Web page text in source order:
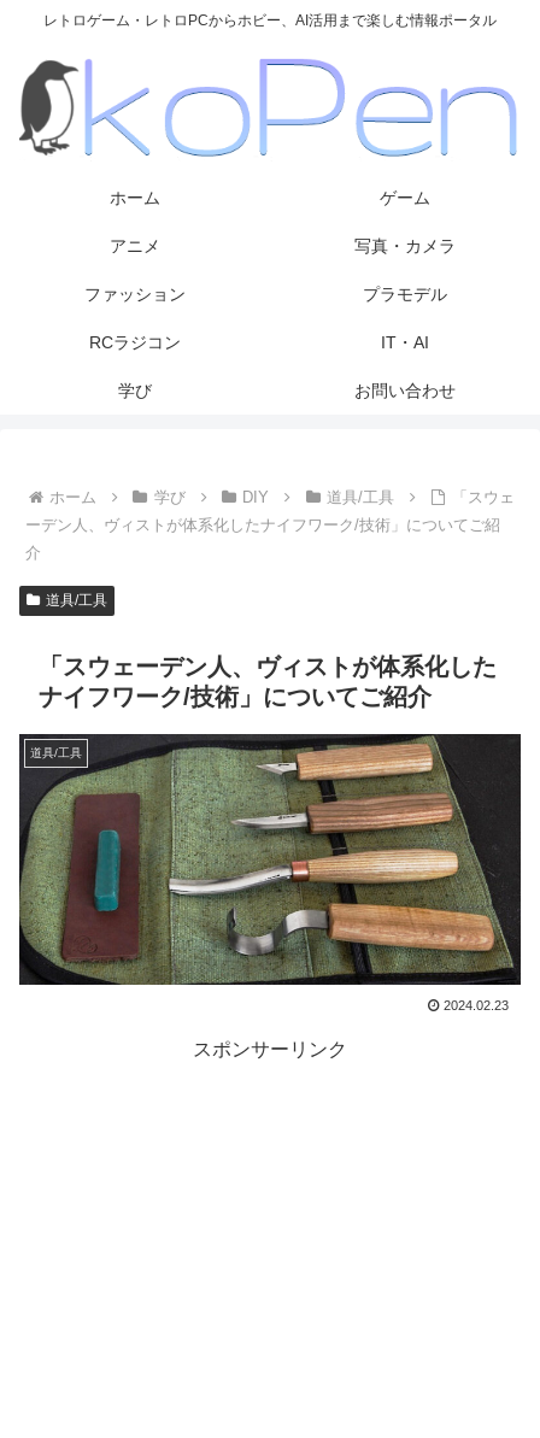
レトロゲーム・レトロPCからホビー、AI活用まで楽しむ情報ポータル
ホーム ゲーム
アニメ 写真・カメラ
ファッション プラモデル
RCラジコン IT・AI
学び お問い合わせ
ホーム 学び DIY 道具/工具
「スウェ
ーデン人、ヴィストが体系化したナイフワーク/技術」についてご紹
介
道具/工具
「スウェーデン人、ヴィストが体系化した
ナイフワーク/技術」についてご紹介
道具/工具
2024.02.23
スポンサーリンク